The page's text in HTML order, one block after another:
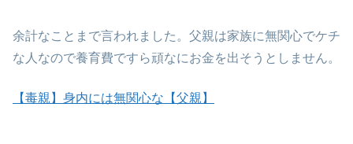
余計なことまで言われました。父親は家族に無関心でケチ
な人なので養育費ですら頑なにお金を出そうとしません。
【毒親】身内には無関心な【父親】